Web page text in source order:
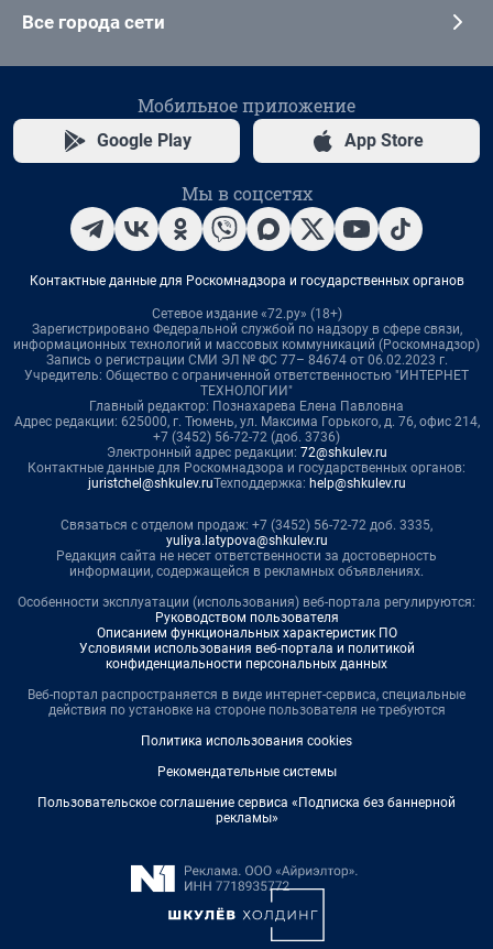
Все города сети
Мобильное приложение
Google Play App Store
Мы в соцсетях
Контактные данные для Роскомнадзора и государственных органов
Сетевое издание «72.ру» (18+)
Зарегистрировано Федеральной службой по надзору в сфере связи,
информационных технологий и массовых коммуникаций (Роскомнадзор)
Запись о регистрации СМИ ЭЛ № ФС 77– 84674 от 06.02.2023 г.
Учредитель: Общество с ограниченной ответственностью "ИНТЕРНЕТ
ТЕХНОЛОГИИ"
Главный редактор: Познахарева Елена Павловна
Адрес редакции: 625000, г. Тюмень, ул. Максима Горького, д. 76, офис 214,
+7 (3452) 56-72-72 (доб. 3736)
Электронный адрес редакции: 72@shkulev.ru
Контактные данные для Роскомнадзора и государственных органов:
juristchel@shkulev.ruТехподдержка: help@shkulev.ru
Связаться с отделом продаж: +7 (3452) 56-72-72 доб. 3335,
yuliya.latypova@shkulev.ru
Редакция сайта не несет ответственности за достоверность
информации, содержащейся в рекламных объявлениях.
Особенности эксплуатации (использования) веб-портала регулируются:
Руководством пользователя
Описанием функциональных характеристик ПО
Условиями использования веб-портала и политикой
конфиденциальности персональных данных
Веб-портал распространяется в виде интернет-сервиса, специальные
действия по установке на стороне пользователя не требуются
Политика использования cookies
Рекомендательные системы
Пользовательское соглашение сервиса «Подписка без баннерной
рекламы»